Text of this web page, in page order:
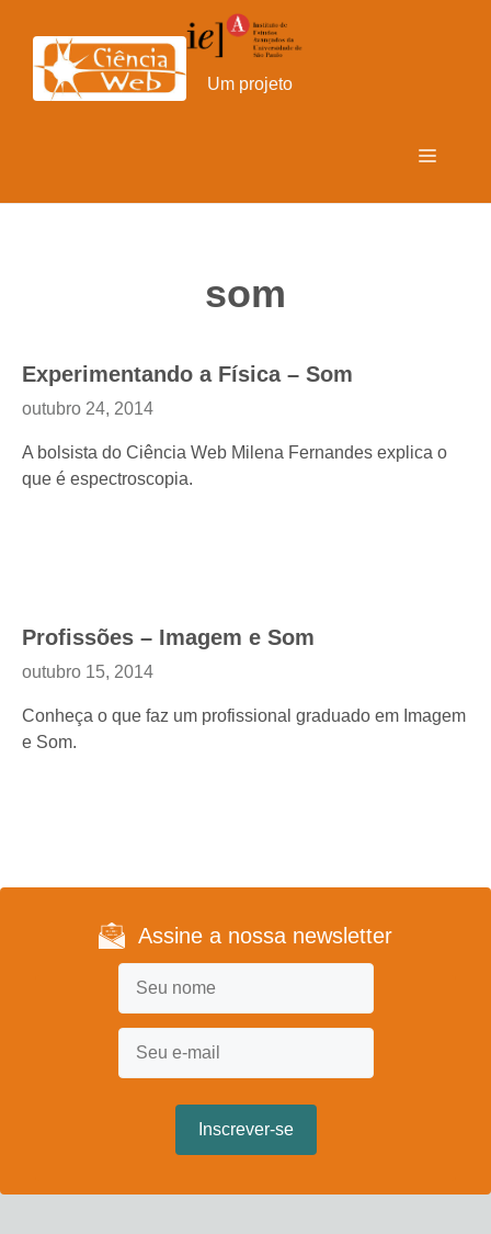
para
conteúdo
Um projeto
Menu
som
Experimentando a Física – Som
outubro 24, 2014
A bolsista do Ciência Web Milena Fernandes explica o
que é espectroscopia.
Profissões – Imagem e Som
outubro 15, 2014
Conheça o que faz um profissional graduado em Imagem
e Som.
Assine a nossa newsletter